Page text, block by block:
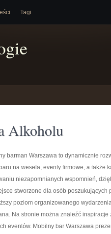
Tagi
Alkoholu
barman Warszawa to dynamicznie
na wesela, eventy firmowe, a także
niezapomnianych wspomnień,
stworzone dla osób poszukujących
poziom organizowanego
Na stronie można znaleźć
eventów. Mobilny bar Warszawa